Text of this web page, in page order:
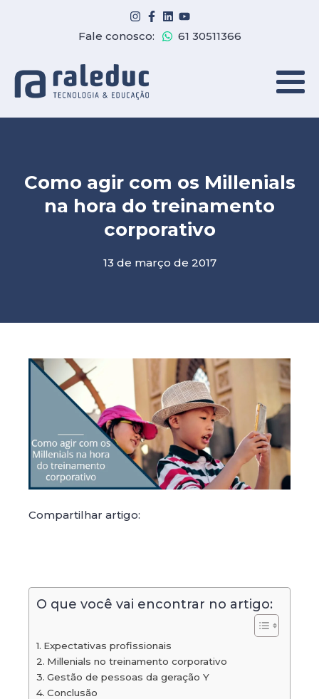
Fale conosco: 61 30511366
Como agir com os Millenials
na hora do treinamento
corporativo
13 de março de 2017
Compartilhar artigo:
O que você vai encontrar no artigo:
Expectativas profissionais
Millenials no treinamento corporativo
Gestão de pessoas da geração Y
Conclusão